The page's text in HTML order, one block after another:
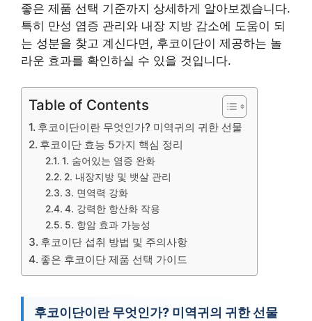
좋은 제품 선택 기준까지 상세하게 알아보겠습니다.
특히 만성 염증 관리와 내장 지방 감소에 도움이 되
는 성분을 찾고 계신다면, 후코이단이 제공하는 놀
라운 효과를 확인하실 수 있을 것입니다.
Table of Contents
후코이단이란 무엇인가? 미역귀의 귀한 선물
후코이단 효능 5가지 핵심 정리
1. 숨어있는 염증 완화
2. 내장지방 및 뱃살 관리
3. 면역력 강화
4. 강력한 항산화 작용
5. 항암 효과 가능성
후코이단 섭취 방법 및 주의사항
좋은 후코이단 제품 선택 가이드
후코이단이란 무엇인가? 미역귀의 귀한 선물